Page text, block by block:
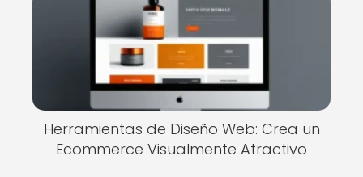
Herramientas de Diseño Web: Crea un
Ecommerce Visualmente Atractivo